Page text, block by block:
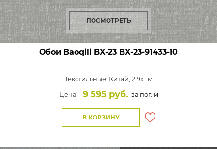
ПОСМОТРЕТЬ
Обои Baoqili BX-23 BX-23-91433-10
Текстильные, Китай, 2,9x1 м
Цена:
9 595 руб. за пог. м
В КОРЗИНУ